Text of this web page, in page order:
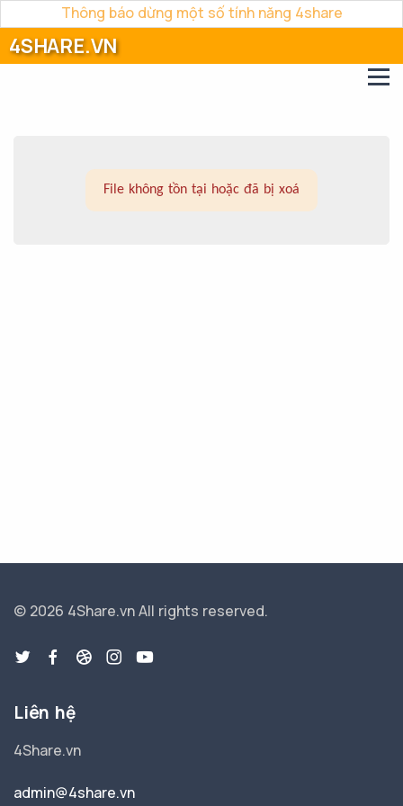
Thông báo dừng một số tính năng 4share
4SHARE.VN
File không tồn tại hoặc đã bị xoá
© 2026 4Share.vnAll rights reserved.
Liên hệ
4Share.vn
admin@4share.vn